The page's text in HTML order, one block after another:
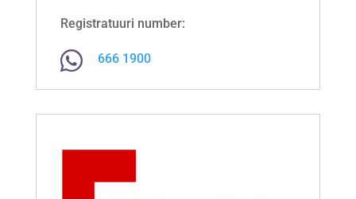
Registratuuri number:
 666 1900